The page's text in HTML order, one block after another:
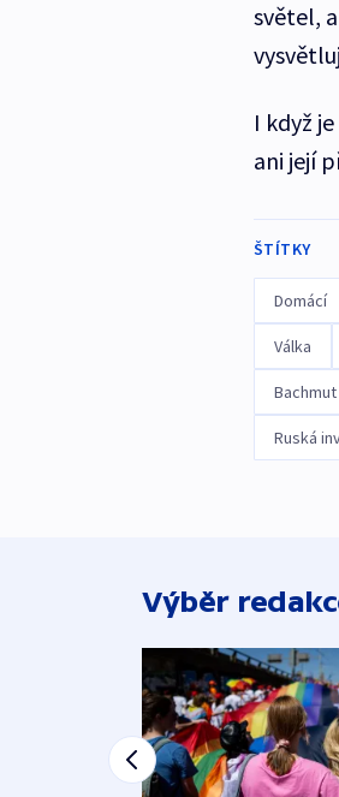
světel,
I když
ani její
ŠTÍTKY
Domácí
Válka
Bachmut
Ruská
Výběr